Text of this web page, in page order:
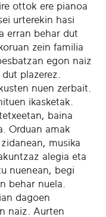
ottok ere pianoa
urterekin hasi
erran behar dut
zein familia
egon naiz
plazerez.
nuen zerbait.
ikasketak.
baina
Orduan amak
musika
alegia eta
nuenean, begi
behar nuela.
dagoen
naiz. Aurten